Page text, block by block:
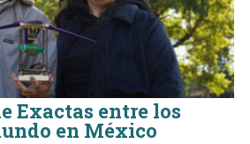
Exactas entre los
en México